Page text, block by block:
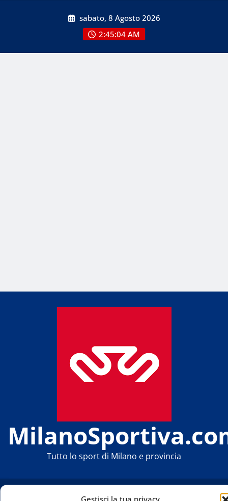
Gestisci la tua privacy
sabato, 8 Agosto 2026
2:45:04 AM
Tutto lo sport di Milano e provincia